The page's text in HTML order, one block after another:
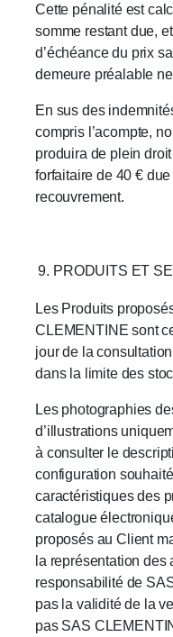
Cette pénalité est
somme restant due,
d’échéance du prix
demeure préalable
En sus des
compris l’acompte,
produira de plein
forfaitaire de 40 €
recouvrement.
PRODUITS ET
Les Produits
CLEMENTINE sont
jour de la
dans la limite des
Les photographies
d’illustrations
à consulter le
configuration
caractéristiques des
catalogue
proposés au Client
la représentation des
responsabilité de
pas la validité de la
pas SAS